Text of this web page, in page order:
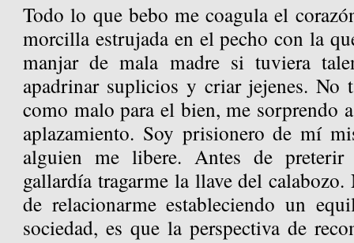
Todo lo que bebo me coagula el
morcilla estrujada en el pecho con la
manjar de mala madre si tuviera
apadrinar suplicios y criar jejenes. No
como malo para el bien, me sorprendo
aplazamiento. Soy prisionero de mí
alguien me libere. Antes de
gallardía tragarme la llave del calabozo.
de relacionarme estableciendo un
sociedad, es que la perspectiva de